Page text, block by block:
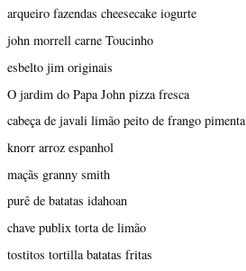
arqueiro fazendas cheesecake iogurte
john morrell carne Toucinho
esbelto jim originais
O jardim do Papa John pizza fresca
cabeça de javali limão peito de frango pimenta
knorr arroz espanhol
maçãs granny smith
purê de batatas idahoan
chave publix torta de limão
tostitos tortilla batatas fritas